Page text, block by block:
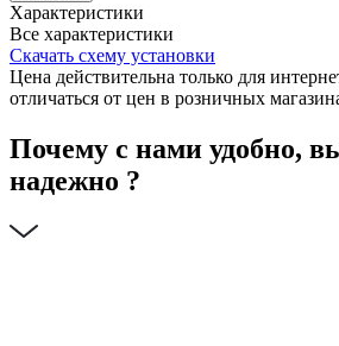
Характеристики
Все характеристики
Скачать схему установки
Цена действительна только для
отличаться от цен в розничных
Почему с нами удобно,
надежно ?